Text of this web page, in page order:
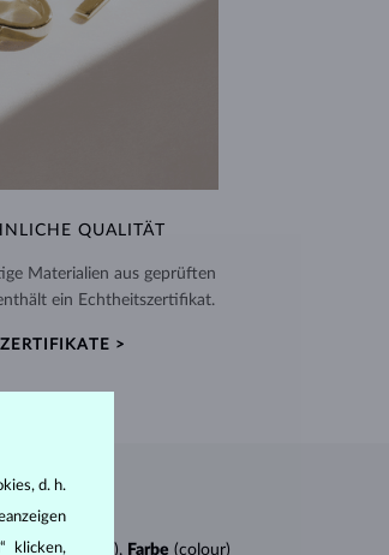
QUALITÄT
Materialien aus geprüften
ein Echtheitszertifikat.
>
(clarity), Farbe (colour)
d. h.
klicken,